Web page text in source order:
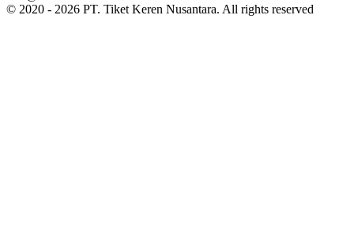
© 2020 - 2026 PT. Tiket Keren Nusantara. All rights reserved